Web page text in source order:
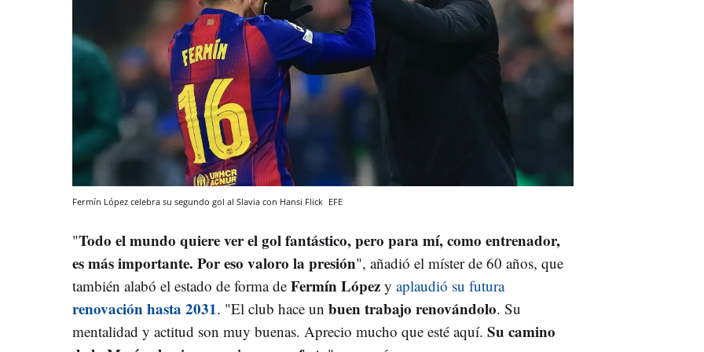
Fermín López celebra su segundo gol al Slavia con Hansi Flick EFE
"Todo el mundo quiere ver el gol fantástico, pero para mí, como entrenador,
es más importante. Por eso valoro la presión", añadió el míster de 60 años, que
también alabó el estado de forma de Fermín López y aplaudió su futura
renovación hasta 2031. "El club hace un buen trabajo renovándolo. Su
mentalidad y actitud son muy buenas. Aprecio mucho que esté aquí. Su camino